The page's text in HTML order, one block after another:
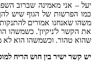
יעל – אני מאמינה שברוב
כמו הפרשות של הגוף שיש
משהו שאנחנו אמורים
את הקשר ל'ניקיון'. כשמשהו
שהוא טהור. וכשמשהו הוא לא
יש קשר ישיר בין חוש הריח